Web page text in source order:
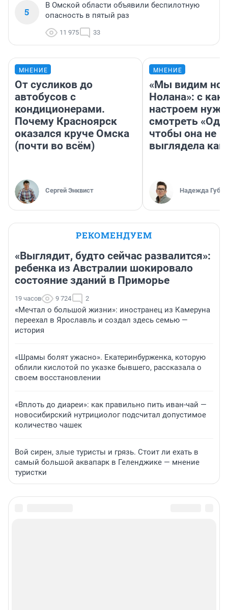
5
В Омской области объявили беспилотную
опасность в пятый раз
11 975 33
МНЕНИЕ
От сусликов до
автобусов с
кондиционерами.
Почему Красноярск
оказался круче Омска
(почти во всём)
Сергей Энквист
МНЕНИЕ
«Мы видим
Нолана»: с
настроем
смотреть
чтобы она не
выглядела как
Надежда
РЕКОМЕНДУЕМ
«Выглядит, будто сейчас развалится»:
ребенка из Австралии шокировало
состояние зданий в Приморье
19 часов 9 724 2
«Мечтал о большой жизни»: иностранец из Камеруна
переехал в Ярославль и создал здесь семью —
история
«Шрамы болят ужасно». Екатеринбурженка, которую
облили кислотой по указке бывшего, рассказала о
своем восстановлении
«Вплоть до диареи»: как правильно пить иван-чай —
новосибирский нутрициолог подсчитал допустимое
количество чашек
Вой сирен, злые туристы и грязь. Стоит ли ехать в
самый большой аквапарк в Геленджике — мнение
туристки